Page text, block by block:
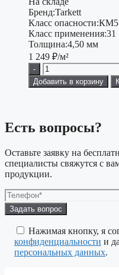
Бренд:Tarkett
Класс опасности:КМ5
Класс применения:31
Толщина:4,50 мм
1 249 ₽/м²
-
Добавить в корзину
Есть вопросы?
Оставьте заявку на
специалисты свяжутся с
продукции.
Оставьте
это
поле
пустым.
Нажимая кнопку, я
конфиденциальности и
персональных данных.